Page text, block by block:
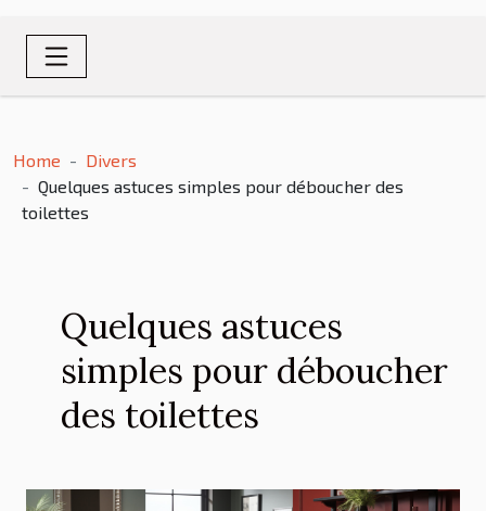
Home
Divers
Quelques astuces simples pour déboucher des
toilettes
Quelques astuces
simples pour déboucher
des toilettes